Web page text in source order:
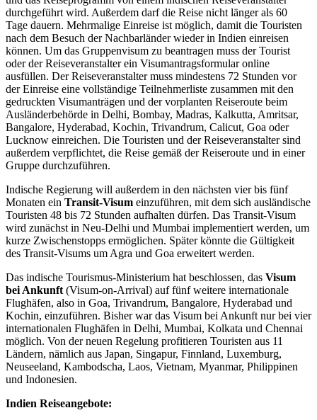
durchgeführt wird. Außerdem darf die Reise nicht länger als 60
Tage dauern. Mehrmalige Einreise ist möglich, damit die Touristen
nach dem Besuch der Nachbarländer wieder in Indien einreisen
können. Um das Gruppenvisum zu beantragen muss der Tourist
oder der Reiseveranstalter ein Visumantragsformular online
ausfüllen. Der Reiseveranstalter muss mindestens 72 Stunden vor
der Einreise eine vollständige Teilnehmerliste zusammen mit den
gedruckten Visumanträgen und der vorplanten Reiseroute beim
Ausländerbehörde in Delhi, Bombay, Madras, Kalkutta, Amritsar,
Bangalore, Hyderabad, Kochin, Trivandrum, Calicut, Goa oder
Lucknow einreichen. Die Touristen und der Reiseveranstalter sind
außerdem verpflichtet, die Reise gemäß der Reiseroute und in einer
Gruppe durchzuführen.
Indische Regierung will außerdem in den nächsten vier bis fünf
Monaten ein Transit-Visum einzuführen, mit dem sich ausländische
Touristen 48 bis 72 Stunden aufhalten dürfen. Das Transit-Visum
wird zunächst in Neu-Delhi und Mumbai implementiert werden, um
kurze Zwischenstopps ermöglichen. Später könnte die Gültigkeit
des Transit-Visums um Agra und Goa erweitert werden.
Das indische Tourismus-Ministerium hat beschlossen, das Visum
bei Ankunft (Visum-on-Arrival) auf fünf weitere internationale
Flughäfen, also in Goa, Trivandrum, Bangalore, Hyderabad und
Kochin, einzuführen. Bisher war das Visum bei Ankunft nur bei vier
internationalen Flughäfen in Delhi, Mumbai, Kolkata und Chennai
möglich. Von der neuen Regelung profitieren Touristen aus 11
Ländern, nämlich aus Japan, Singapur, Finnland, Luxemburg,
Neuseeland, Kambodscha, Laos, Vietnam, Myanmar, Philippinen
und Indonesien.
Indien Reiseangebote: